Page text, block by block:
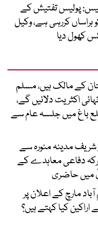
پولیس تفتیش کے
ہراساں کررہی ہے، وکیل
کھول دیا
کے مالک ہیں، مسلم
اکثریت دلائیں گے،
ضلع باغ میں جلسہ عام سے
شریف مدینہ منورہ سے
دفاعی معاہدے کے
میں حاضری
مارچ کے اعلان پر
اراکین کیا کہتے ہیں؟